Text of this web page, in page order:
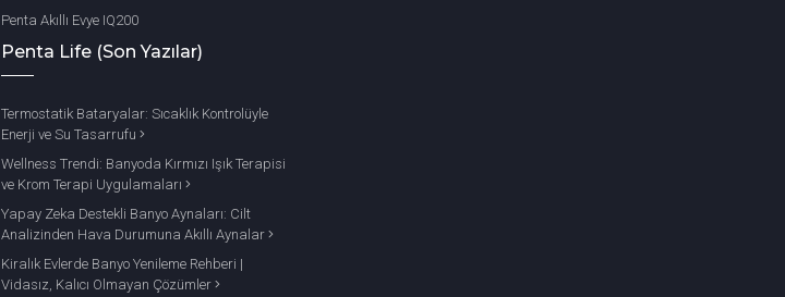
Penta Akıllı Evye IQ200
Penta Life (Son Yazılar)
Termostatik Bataryalar: Sıcaklık Kontrolüyle
Enerji ve Su Tasarrufu
Wellness Trendi: Banyoda Kırmızı Işık Terapisi
ve Krom Terapi Uygulamaları
Yapay Zeka Destekli Banyo Aynaları: Cilt
Analizinden Hava Durumuna Akıllı Aynalar
Kiralık Evlerde Banyo Yenileme Rehberi |
Vidasız, Kalıcı Olmayan Çözümler